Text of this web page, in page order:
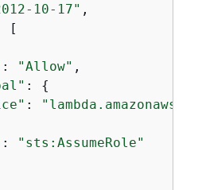
10-17" ,
[
: "Allow" ,
: {
:
:
"sts:AssumeRole"